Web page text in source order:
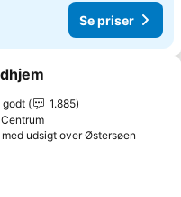
Se priser
favoritter
godt
1.885
udsigt over Østersøen